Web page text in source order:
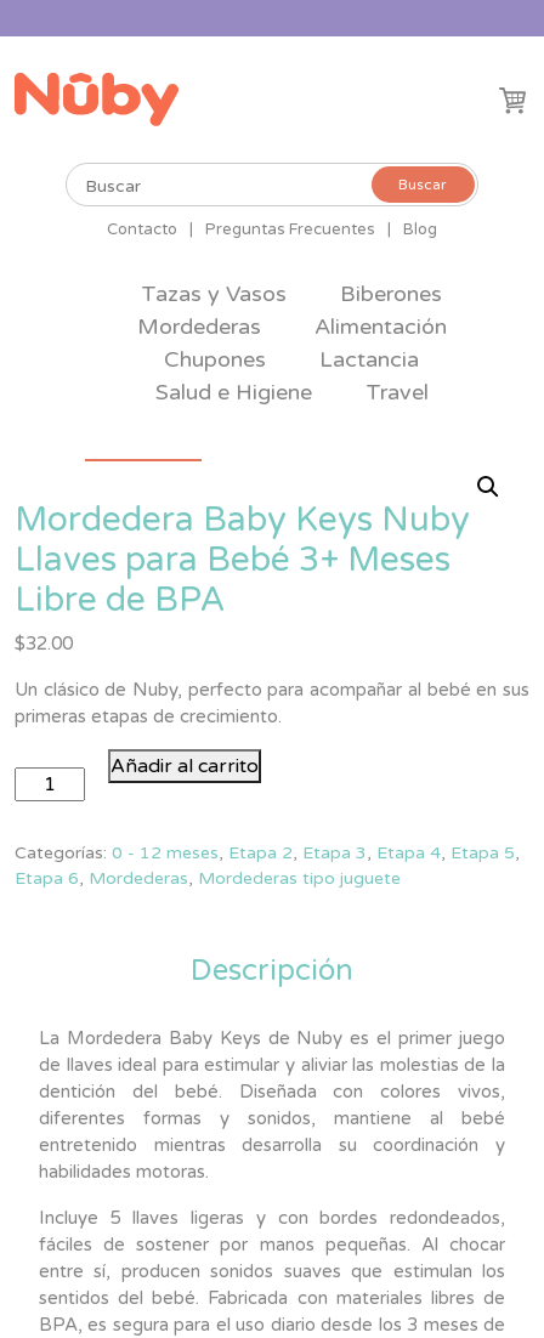
Buscar
Buscar
Contacto Preguntas Frecuentes Blog
Tazas y Vasos
Biberones
Mordederas
Alimentación
Chupones
Lactancia
Salud e Higiene
Travel
Mordedera Baby Keys Nuby
Llaves para Bebé 3+ Meses
Libre de BPA
$32.00
Un clásico de Nuby, perfecto para acompañar al bebé en sus
primeras etapas de crecimiento.
Mordedera
Baby
Nuby
Llaves
Libre
BPA
cantidad
Añadir al carrito
Categorías: 0 - 12 meses, Etapa 2, Etapa 3, Etapa 4, Etapa 5,
Etapa 6, Mordederas, Mordederas tipo juguete
Descripción
La Mordedera Baby Keys de Nuby es el primer juego
de llaves ideal para estimular y aliviar las molestias de la
dentición del bebé. Diseñada con colores vivos,
diferentes formas y sonidos, mantiene al bebé
entretenido mientras desarrolla su coordinación y
habilidades motoras.
Incluye 5 llaves ligeras y con bordes redondeados,
fáciles de sostener por manos pequeñas. Al chocar
entre sí, producen sonidos suaves que estimulan los
sentidos del bebé. Fabricada con materiales libres de
BPA, es segura para el uso diario desde los 3 meses de